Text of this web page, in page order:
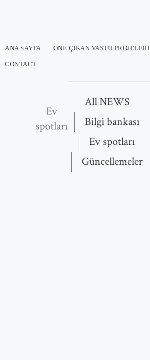
ANA SAYFA ÖNE ÇIKAN VASTU PROJELERI
CONTACT
Ev
spotları
All NEWS
Bilgi bankası
Ev spotları
Güncellemeler